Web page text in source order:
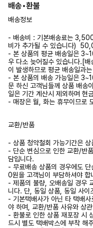
배송•환불
배송정보
- 배송비 : 기본배송료는
비가 추가될 수 있습니다)
- 본 상품의 평균 배송일은
우 다소 늦어질수 있습니다.[배
이 발생하므로 평균 배송일과
- 본 상품의 배송 가능일은
문 하신 고객님들께 상품 배송
일은 기간 계산시 제외하며 현
- 매장은 월, 화는 휴무이므로
교환/반품
- 상품 청약철회 가능기간은
- 단순 변심으로 인한 교환/반
담입니다.
- 무료배송 상품의 경우에도
0원을 고객님이 부담하셔야 합
- 제품의 불량, 오배송일 경우
니다. 단, 동일 상품, 동일 사이
- 기본택배사가 아닌 타 택배
야 하며, 교환/반품 사유와 상
- 환불로 인한 상품 재포장 시
드시 별도 택배박스에 부착 해